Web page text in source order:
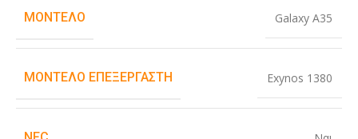
ΜΟΝΤΈΛΟ Galaxy A35
ΜΟΝΤΈΛΟ ΕΠΕΞΕΡΓΑΣΤΉ Exynos 1380